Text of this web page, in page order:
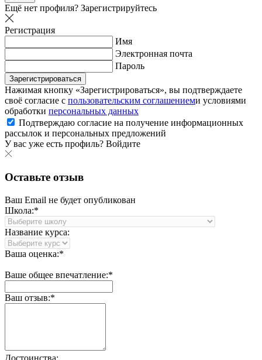
Ещё нет профиля? Зарегистрируйтесь
Регистрация
Имя
Электронная почта
Пароль
Зарегистрироваться
Нажимая кнопку «Зарегистрироваться», вы подтверждаете
своё согласие с пользовательским соглашениеми условиями
обработки персональных данных
Подтверждаю согласие на получение информационных
рассылок и персональных предложений
У вас уже есть профиль? Войдите
Оставьте отзыв
Ваш Email не будет опубликован
Школа:*
Название курса:
Ваша оценка:*
Ваше общее впечатление:*
Ваш отзыв:*
Достоинства: